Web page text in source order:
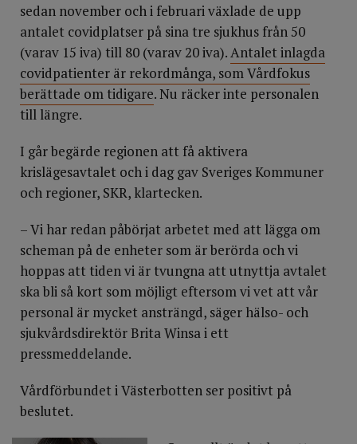
sedan november och i februari växlade de upp
antalet covidplatser på sina tre sjukhus från 50
(varav 15 iva) till 80 (varav 20 iva).Antalet inlagda
covidpatienter är rekordmånga, som Vårdfokus
berättade om tidigare. Nu räcker inte personalen
till längre.
I går begärde regionen att få aktivera
krislägesavtalet och i dag gav Sveriges Kommuner
och regioner, SKR, klartecken.
– Vi har redan påbörjat arbetet med att lägga om
scheman på de enheter som är berörda och vi
hoppas att tiden vi är tvungna att utnyttja avtalet
ska bli så kort som möjligt eftersom vi vet att vår
personal är mycket ansträngd, säger hälso- och
sjukvårdsdirektör Brita Winsa i ett
pressmeddelande.
Vårdförbundet i Västerbotten ser positivt på
beslutet.